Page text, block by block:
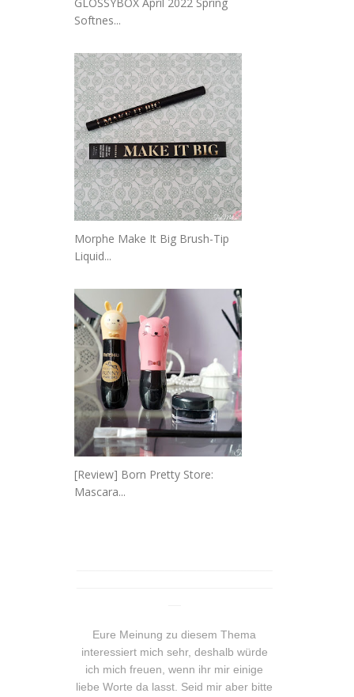
Softnes...
Morphe Make It Big Brush-Tip
Liquid...
[Review] Born Pretty Store:
Mascara...
Eure Meinung zu diesem Thema
interessiert mich sehr, deshalb würde
ich mich freuen, wenn ihr mir einige
liebe Worte da lasst. Seid mir aber bitte